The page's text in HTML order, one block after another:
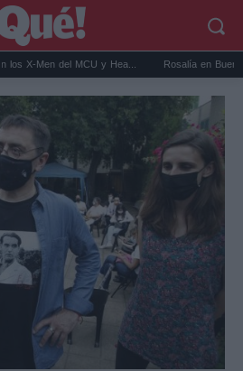
del MCU y Hea... Rosalía en Buenos